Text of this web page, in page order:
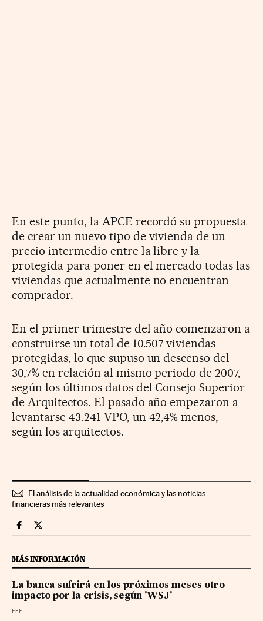
En este punto, la APCE recordó su propuesta
de crear un nuevo tipo de vivienda de un
precio intermedio entre la libre y la
protegida para poner en el mercado todas las
viviendas que actualmente no encuentran
comprador.
En el primer trimestre del año comenzaron a
construirse un total de 10.507 viviendas
protegidas, lo que supuso un descenso del
30,7% en relación al mismo periodo de 2007,
según los últimos datos del Consejo Superior
de Arquitectos. El pasado año empezaron a
levantarse 43.241 VPO, un 42,4% menos,
según los arquitectos.
El análisis de la actualidad económica y las noticias
financieras más relevantes
Economia Cinco Días en Facebook
Economia Cinco Días en Twitter
MÁS INFORMACIÓN
La banca sufrirá en los próximos meses otro
impacto por la crisis, según 'WSJ'
EFE